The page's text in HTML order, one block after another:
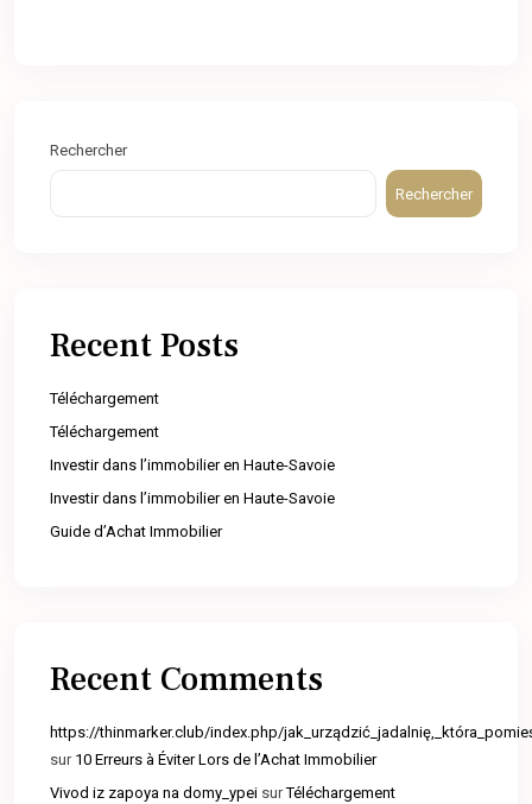
Rechercher
Rechercher
Recent Posts
Téléchargement
Téléchargement
Investir dans l’immobilier en Haute-Savoie
Investir dans l’immobilier en Haute-Savoie
Guide d’Achat Immobilier
Recent Comments
https://thinmarker.club/index.php/
sur 10 Erreurs à Éviter Lors de l’Achat Immobilier
Vivod iz zapoya na domy_ypei surTéléchargement